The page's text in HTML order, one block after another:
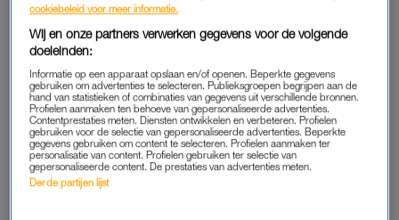
OPERATIE HÉLÈNE HENDRIKS
‘Ben gewoon aan het herstellen, zoals iedereen na een
operatie’, aldus Hélène. In haar bericht bedankt ze alle
mensen die haar mooie kaarten, knutsels, berichten, bloemen
en knuffels hebben gestuurd: ‘Zo ontzettend lief, gezellig en
soms ook ontroerend om te lezen.’
Eerder liet haar collega Johan Derksen in de podcast
cookiebeleid voor meer informatie.
Wij en onze partners verwerken gegevens voor de volgende
doeleinden:
Informatie op een apparaat opslaan en/of openen. Beperkte gegevens
gebruiken om advertenties te selecteren. Publieksgroepen begrijpen aan de
hand van statistieken of combinaties van gegevens uit verschillende bronnen.
Profielen aanmaken ten behoeve van gepersonaliseerde advertenties.
Contentprestaties meten. Diensten ontwikkelen en verbeteren. Profielen
gebruiken voor de selectie van gepersonaliseerde advertenties. Beperkte
gegevens gebruiken om content te selecteren. Profielen aanmaken ter
personalisatie van content. Profielen gebruiken ter selectie van
gepersonaliseerde content. De prestaties van advertenties meten.
Derde partijen lijst